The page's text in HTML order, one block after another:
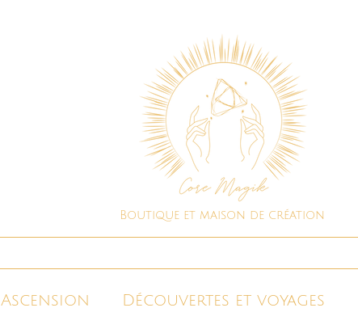
Boutique et maison de création
Ascension Découvertes et voyages